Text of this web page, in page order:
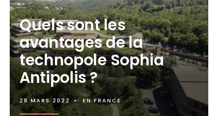
Quels sont les
avantages de la
technopole Sophia
Antipolis ?
28 MARS 2022 • EN FRANCE